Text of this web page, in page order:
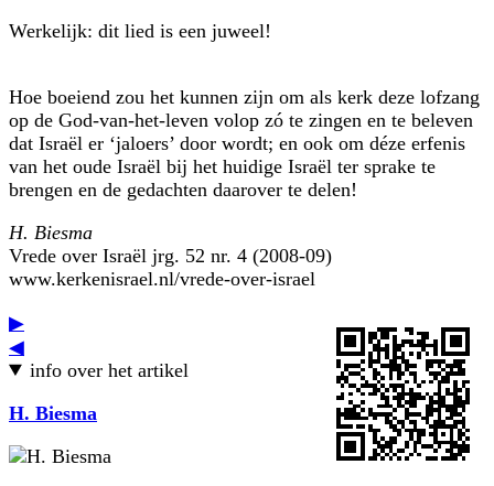
Werkelijk: dit lied is een juweel!
Hoe boeiend zou het kunnen zijn om als kerk deze lofzang
op de God-van-het-leven volop zó te zingen en te beleven
dat Israël er ‘jaloers’ door wordt; en ook om déze erfenis
van het oude Israël bij het huidige Israël ter sprake te
brengen en de gedachten daarover te delen!
H. Biesma
Vrede over Israël jrg. 52 nr. 4 (2008-09)
www.kerkenisrael.nl/vrede-over-israel
▶
◀
info over het artikel
H. Biesma